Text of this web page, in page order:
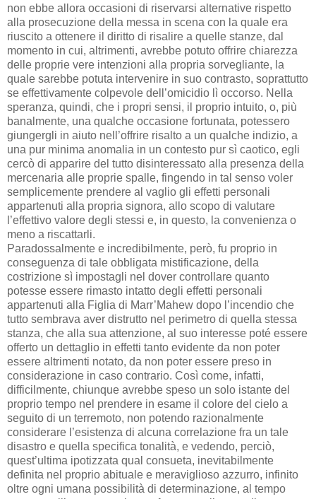
non ebbe allora occasioni di riservarsi alternative rispetto
alla prosecuzione della messa in scena con la quale era
riuscito a ottenere il diritto di risalire a quelle stanze, dal
momento in cui, altrimenti, avrebbe potuto offrire chiarezza
delle proprie vere intenzioni alla propria sorvegliante, la
quale sarebbe potuta intervenire in suo contrasto, soprattutto
se effettivamente colpevole dell’omicidio lì occorso. Nella
speranza, quindi, che i propri sensi, il proprio intuito, o, più
banalmente, una qualche occasione fortunata, potessero
giungergli in aiuto nell’offrire risalto a un qualche indizio, a
una pur minima anomalia in un contesto pur sì caotico, egli
cercò di apparire del tutto disinteressato alla presenza della
mercenaria alle proprie spalle, fingendo in tal senso voler
semplicemente prendere al vaglio gli effetti personali
appartenuti alla propria signora, allo scopo di valutare
l’effettivo valore degli stessi e, in questo, la convenienza o
meno a riscattarli.
Paradossalmente e incredibilmente, però, fu proprio in
conseguenza di tale obbligata mistificazione, della
costrizione sì impostagli nel dover controllare quanto
potesse essere rimasto intatto degli effetti personali
appartenuti alla Figlia di Marr’Mahew dopo l’incendio che
tutto sembrava aver distrutto nel perimetro di quella stessa
stanza, che alla sua attenzione, al suo interesse poté essere
offerto un dettaglio in effetti tanto evidente da non poter
essere altrimenti notato, da non poter essere preso in
considerazione in caso contrario. Così come, infatti,
difficilmente, chiunque avrebbe speso un solo istante del
proprio tempo nel prendere in esame il colore del cielo a
seguito di un terremoto, non potendo razionalmente
considerare l’esistenza di alcuna correlazione fra un tale
disastro e quella specifica tonalità, e vedendo, perciò,
quest’ultima ipotizzata qual consueta, inevitabilmente
definita nel proprio abituale e meraviglioso azzurro, infinito
oltre ogni umana possibilità di determinazione, al tempo